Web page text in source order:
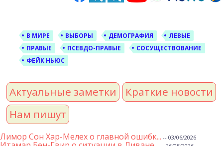
В МИРЕ ВЫБОРЫ ДЕМОГРАФИЯ
ЛЕВЫЕ
ПРАВЫЕ
ПСЕВДО-ПРАВЫЕ
СОСУЩЕСТВОВАНИЕ
ФЕЙК НЬЮС
Актуальные заметки
Краткие новости
Нам пишут
Лимор Сон Хар-Мелех о главной ошибк... -- 03/06/2026